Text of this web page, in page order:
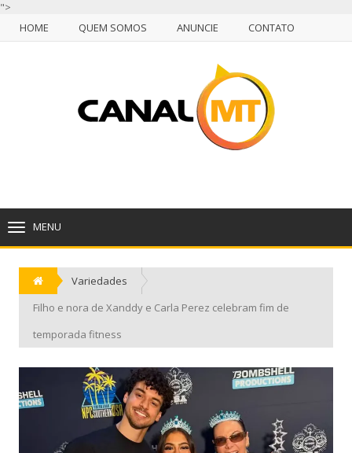
">
HOME
QUEM SOMOS ANUNCIE
CONTATO
ANUNCIE
CUIABÁ, SÁBADO, 08 DE AGOSTO DE 2026
MENU
Variedades
Filho e nora de Xanddy e Carla Perez celebram fim de
temporada fitness